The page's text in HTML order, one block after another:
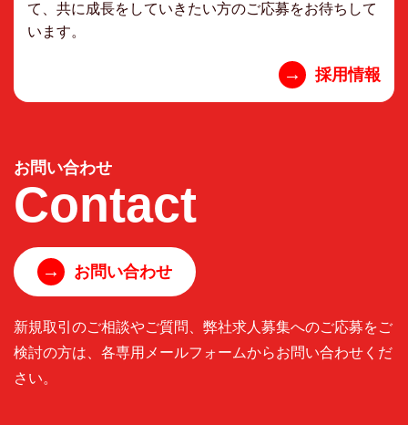
て、共に成長をしていきたい方のご応募をお待ちして
います。
→ 採用情報
お問い合わせ
Contact
→ お問い合わせ
新規取引のご相談やご質問、弊社求人募集へのご応募をご
検討の方は、各専用メールフォームからお問い合わせくだ
さい。